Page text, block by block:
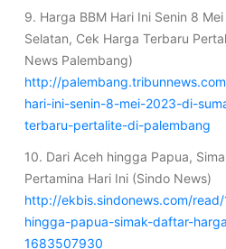
9. Harga BBM Hari Ini Senin 8
Selatan, Cek Harga Terbaru
News Palembang)
http://
hari-ini-senin-8-mei-2023-di-
terbaru-pertalite-di-palembang
10. Dari Aceh hingga Papua,
Pertamina Hari Ini (Sindo News)
http://ekbis.sindonews.com/
hingga-papua-simak-daftar-
1683507930